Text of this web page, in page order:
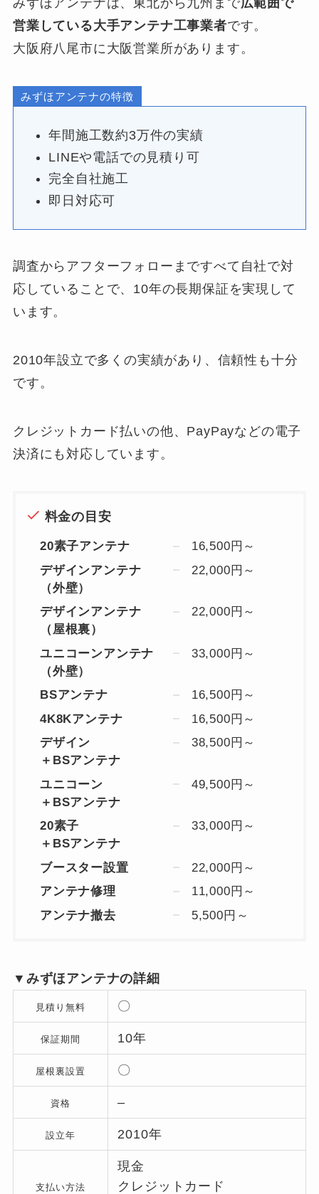
みずほアンテナは、東北から九州まで広範囲で
営業している大手アンテナ工事業者です。
大阪府八尾市に大阪営業所があります。
みずほアンテナの特徴
年間施工数約3万件の実績
LINEや電話での見積り可
完全自社施工
即日対応可
調査からアフターフォローまですべて自社で対
応していることで、10年の長期保証を実現して
います。
2010年設立で多くの実績があり、信頼性も十分
です。
クレジットカード払いの他、PayPayなどの電子
決済にも対応しています。
料金の目安
20素子アンテナ
16,500円～
デザインアンテナ
（外壁）
22,000円～
デザインアンテナ
（屋根裏）
22,000円～
ユニコーンアンテナ
（外壁）
33,000円～
BSアンテナ
16,500円～
4K8Kアンテナ
16,500円～
デザイン
＋BSアンテナ
38,500円～
ユニコーン
＋BSアンテナ
49,500円～
20素子
＋BSアンテナ
33,000円～
ブースター設置
22,000円～
アンテナ修理
11,000円～
アンテナ撤去
5,500円～
▼みずほアンテナの詳細
見積り無料 〇
保証期間 10年
屋根裏設置 〇
資格 –
設立年 2010年
支払い方法
現金
クレジットカード